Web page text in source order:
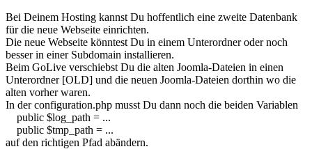
Bei Deinem Hosting kannst Du hoffentlich eine zweite Datenbank
für die neue Webseite einrichten.
Die neue Webseite könntest Du in einem Unterordner oder noch
besser in einer Subdomain installieren.
Beim GoLive verschiebst Du die alten Joomla-Dateien in einen
Unterordner [OLD] und die neuen Joomla-Dateien dorthin wo die
alten vorher waren.
In der configuration.php musst Du dann noch die beiden Variablen
public $log_path = ...
public $tmp_path = ...
auf den richtigen Pfad abändern.